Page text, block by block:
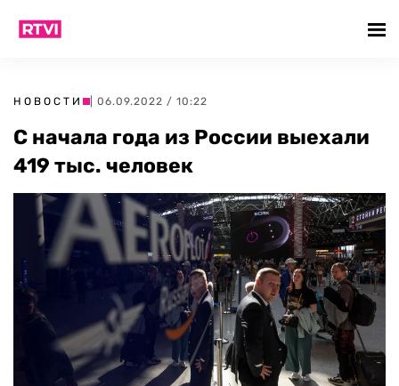
НОВОСТИ | 06.09.2022 / 10:22
С начала года из России выехали
419 тыс. человек